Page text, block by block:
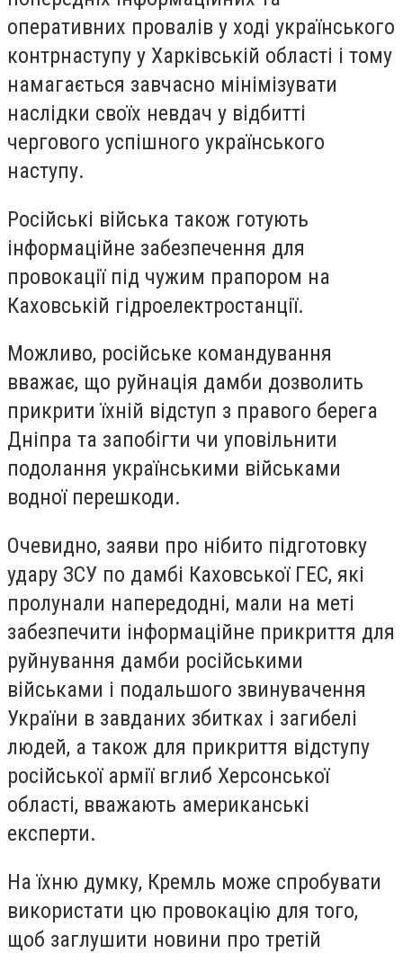
оперативних провалів у ході українського
контрнаступу у Харківській області і тому
намагається завчасно мінімізувати
наслідки своїх невдач у відбитті
чергового успішного українського
наступу.
Російські війська також готують
інформаційне забезпечення для
провокації під чужим прапором на
Каховській гідроелектростанції.
Можливо, російське командування
вважає, що руйнація дамби дозволить
прикрити їхній відступ з правого берега
Дніпра та запобігти чи уповільнити
подолання українськими військами
водної перешкоди.
Очевидно, заяви про нібито підготовку
удару ЗСУ по дамбі Каховської ГЕС, які
пролунали напередодні, мали на меті
забезпечити інформаційне прикриття для
руйнування дамби російськими
військами і подальшого звинувачення
України в завданих збитках і загибелі
людей, а також для прикриття відступу
російської армії вглиб Херсонської
області, вважають американські
експерти.
На їхню думку, Кремль може спробувати
використати цю провокацію для того,
щоб заглушити новини про третій